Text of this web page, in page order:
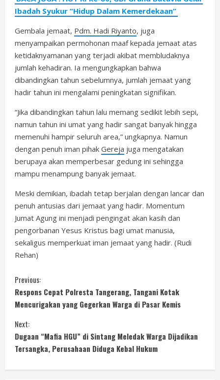
Ibadah Syukur “Hidup Dalam Kemerdekaan”
Gembala jemaat, Pdm. Hadi Riyanto, juga
menyampaikan permohonan maaf kepada jemaat atas
ketidaknyamanan yang terjadi akibat membludaknya
jumlah kehadiran. Ia mengungkapkan bahwa
dibandingkan tahun sebelumnya, jumlah jemaat yang
hadir tahun ini mengalami peningkatan signifikan.
“Jika dibandingkan tahun lalu memang sedikit lebih sepi,
namun tahun ini umat yang hadir sangat banyak hingga
memenuhi hampir seluruh area,” ungkapnya. Namun
dengan penuh iman pihak Gereja juga mengatakan
berupaya akan memperbesar gedung ini sehingga
mampu menampung banyak jemaat.
Meski demikian, ibadah tetap berjalan dengan lancar dan
penuh antusias dari jemaat yang hadir. Momentum
Jumat Agung ini menjadi pengingat akan kasih dan
pengorbanan Yesus Kristus bagi umat manusia,
sekaligus memperkuat iman jemaat yang hadir. (Rudi
Rehan)
C
o
n
t
i
Previous:
Respons Cepat Polresta Tangerang, Tangani Kotak
Mencurigakan yang Gegerkan Warga di Pasar Kemis
Next:
Dugaan “Mafia HGU” di Sintang Meledak Warga Dijadikan
Tersangka, Perusahaan Diduga Kebal Hukum